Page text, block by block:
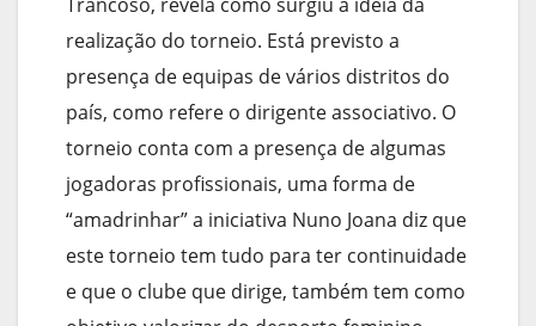
realização do torneio. Está previsto a
presença de equipas de vários distritos do
país, como refere o dirigente associativo. O
torneio conta com a presença de algumas
jogadoras profissionais, uma forma de
“amadrinhar” a iniciativa Nuno Joana diz que
este torneio tem tudo para ter continuidade
e que o clube que dirige, também tem como